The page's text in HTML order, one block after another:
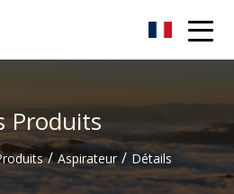
Produits
/ Aspirateur / Détails